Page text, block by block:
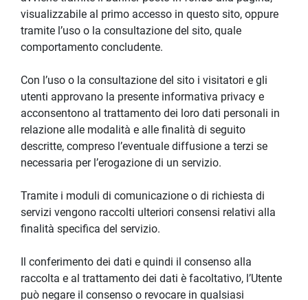
visualizzabile al primo accesso in questo sito, oppure
tramite l’uso o la consultazione del sito, quale
comportamento concludente.
Con l’uso o la consultazione del sito i visitatori e gli
utenti approvano la presente informativa privacy e
acconsentono al trattamento dei loro dati personali in
relazione alle modalità e alle finalità di seguito
descritte, compreso l’eventuale diffusione a terzi se
necessaria per l’erogazione di un servizio.
Tramite i moduli di comunicazione o di richiesta di
servizi vengono raccolti ulteriori consensi relativi alla
finalità specifica del servizio.
Il conferimento dei dati e quindi il consenso alla
raccolta e al trattamento dei dati è facoltativo, l’Utente
può negare il consenso o revocare in qualsiasi